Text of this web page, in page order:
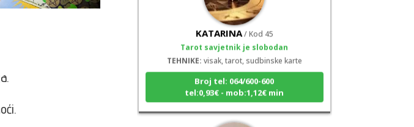
KATARINA / Kod 45
Tarot savjetnik je slobodan
TEHNIKE:
visak, tarot, sudbinske karte
Broj tel: 064/600-600
tel:0,93€ - mob:1,12€ min